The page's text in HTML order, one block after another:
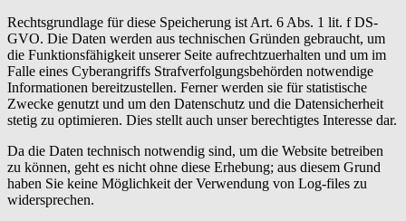
Rechtsgrundlage für diese Speicherung ist Art. 6 Abs. 1 lit. f DS-
GVO. Die Daten werden aus technischen Gründen gebraucht, um
die Funktionsfähigkeit unserer Seite aufrechtzuerhalten und um im
Falle eines Cyberangriffs Strafverfolgungsbehörden notwendige
Informationen bereitzustellen. Ferner werden sie für statistische
Zwecke genutzt und um den Datenschutz und die Datensicherheit
stetig zu optimieren. Dies stellt auch unser berechtigtes Interesse dar.
Da die Daten technisch notwendig sind, um die Website betreiben
zu können, geht es nicht ohne diese Erhebung; aus diesem Grund
haben Sie keine Möglichkeit der Verwendung von Log-files zu
widersprechen.